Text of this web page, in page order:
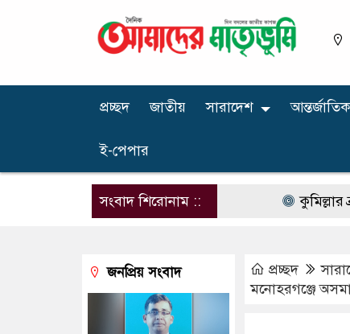
প্রচ্ছদ জাতীয় সারাদেশ আন্তর্জাতিক
ই-পেপার
সংবাদ শিরোনাম :: কুমিল্লার
প্রচ্ছদ
মনোহরগঞ্জে
জনপ্রিয় সংবাদ